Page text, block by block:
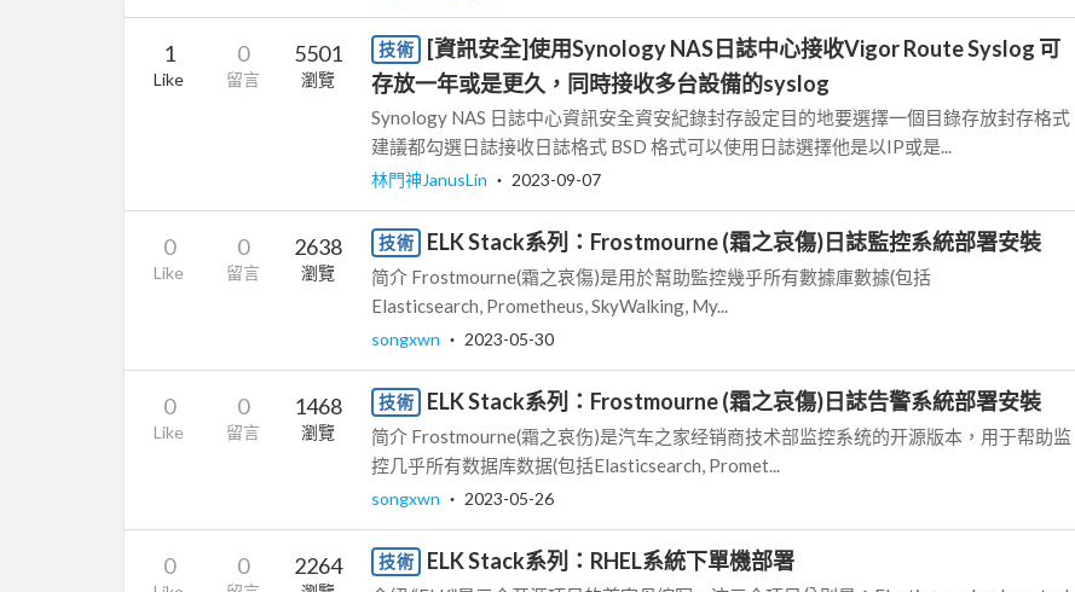
1
Like
0
留言
5501
瀏覽
技術
[資訊安全]使用Synology NAS日誌中心接收Vigor Route Syslog 可
存放一年或是更久，同時接收多台設備的syslog
Synology NAS 日誌中心資訊安全資安紀錄封存設定目的地要選擇一個目錄存放封存格式
建議都勾選日誌接收日誌格式 BSD 格式可以使用日誌選擇他是以IP或是...
林門神JanusLin ‧ 2023-09-07
0
Like
0
留言
2638
瀏覽
技術 ELK Stack系列：Frostmourne (霜之哀傷)日誌監控系統部署安裝
简介 Frostmourne(霜之哀傷)是用於幫助監控幾乎所有數據庫數據(包括
Elasticsearch, Prometheus, SkyWalking, My...
songxwn ‧ 2023-05-30
0
Like
0
留言
1468
瀏覽
技術 ELK Stack系列：Frostmourne (霜之哀傷)日誌告警系統部署安裝
简介 Frostmourne(霜之哀伤)是汽车之家经销商技术部监控系统的开源版本，用于帮助监
控几乎所有数据库数据(包括Elasticsearch, Promet...
songxwn ‧ 2023-05-26
0 0 2264 技術 ELK Stack系列：RHEL系統下單機部署